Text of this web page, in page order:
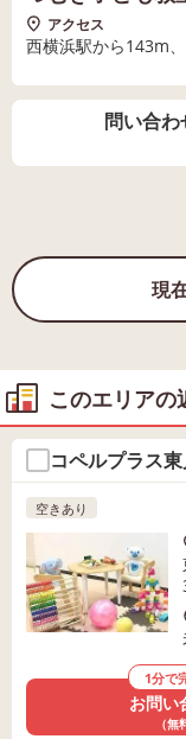
アクセス
西横浜駅から143m
問い合わ
現
このエリアの
コペルプラス
空きあり
1分で
お問い
（無